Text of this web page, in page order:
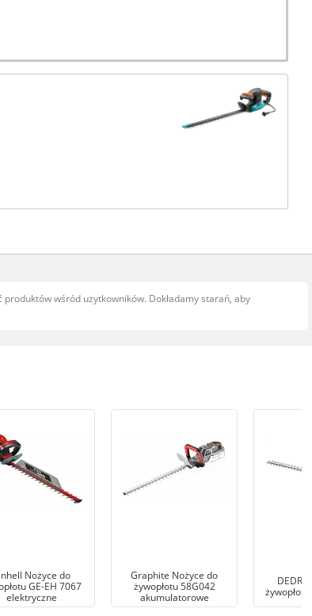
wśród użytkowników. Dokładamy starań, aby
Nożyce do
GE-EH 7067
elektryczne
Graphite Nożyce do
żywopłotu 58G042
akumulatorowe